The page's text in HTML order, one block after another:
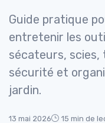
Guide pratique
entretenir les
sécateurs, scies,
sécurité et
jardin.
13 mai 2026 15 min de